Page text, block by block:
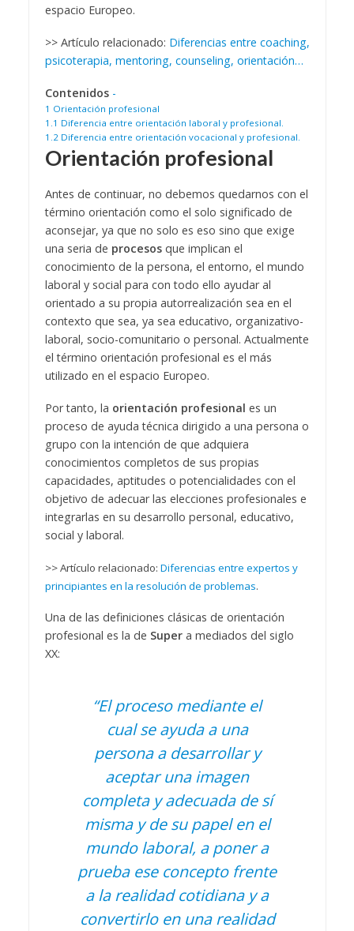
espacio Europeo.
>> Artículo relacionado: Diferencias entre coaching,
psicoterapia, mentoring, counseling, orientación…
Contenidos -
1 Orientación profesional
1.1 Diferencia entre orientación laboral y profesional.
1.2 Diferencia entre orientación vocacional y profesional.
Orientación profesional
Antes de continuar, no debemos quedarnos con el
término orientación como el solo significado de
aconsejar, ya que no solo es eso sino que exige
una seria de procesosque implican el
conocimiento de la persona, el entorno, el mundo
laboral y social para con todo ello ayudar al
orientado a su propia autorrealización sea en el
contexto que sea, ya sea educativo, organizativo-
laboral, socio-comunitario o personal. Actualmente
el término orientación profesional es el más
utilizado en el espacio Europeo.
Por tanto, la orientación profesional es un
proceso de ayuda técnica dirigido a una persona o
grupo con la intención de que adquiera
conocimientos completos de sus propias
capacidades, aptitudes o potencialidades con el
objetivo de adecuar las elecciones profesionales e
integrarlas en su desarrollo personal, educativo,
social y laboral.
>> Artículo relacionado: Diferencias entre expertos y
principiantes en la resolución de problemas.
Una de las definiciones clásicas de orientación
profesional es la de Supera mediados del siglo
XX:
“El proceso mediante el
cual se ayuda a una
persona a desarrollar y
aceptar una imagen
completa y adecuada de sí
misma y de su papel en el
mundo laboral, a poner a
prueba ese concepto frente
a la realidad cotidiana y a
convertirlo en una realidad